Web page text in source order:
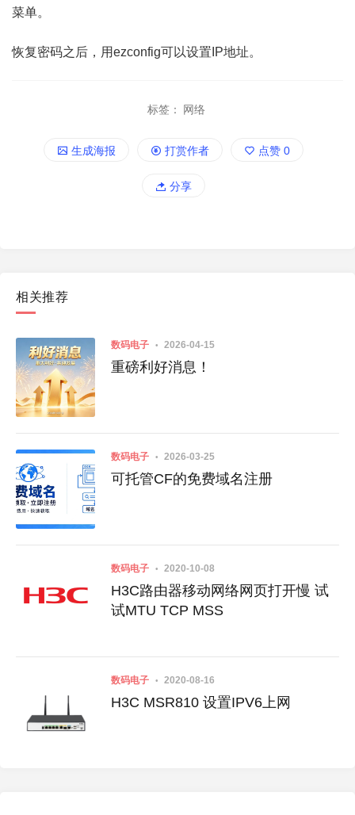
菜单。
恢复密码之后，用ezconfig可以设置IP地址。
标签： 网络
生成海报 打赏作者 点赞 0
分享
相关推荐
数码电子 2026-04-15
重磅利好消息！
数码电子 2026-03-25
可托管CF的免费域名注册
数码电子 2020-10-08
H3C路由器移动网络网页打开慢 试
试MTU TCP MSS
数码电子 2020-08-16
H3C MSR810 设置IPV6上网